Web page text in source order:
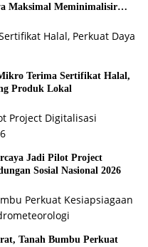
Maksimal Meminimalisir
Terima Sertifikat Halal,
Produk Lokal
Jadi Pilot Project
Sosial Nasional 2026
Tanah Bumbu Perkuat